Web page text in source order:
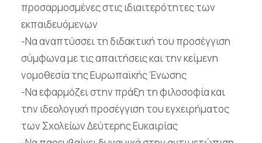
προσαρμοσμένες στις ιδιαιτερότητες των
εκπαιδευόμενων
-Να αναπτύσσει τη διδακτική του προσέγγιση
σύμφωνα με τις απαιτήσεις και την κείμενη
νομοθεσία της Ευρωπαϊκής Ένωσης
-Να εφαρμόζει στην πράξη τη φιλοσοφία και
την ιδεολογική προσέγγιση του εγχειρήματος
των Σχολείων Δεύτερης Ευκαιρίας